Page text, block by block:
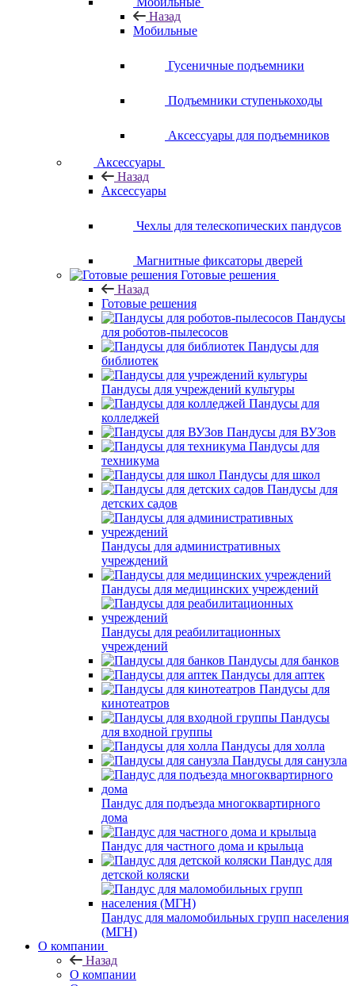
Назад
Мобильные
Гусеничные подъемники
Подъемники ступенькоходы
Аксессуары для подъемников
Аксессуары
Назад
Аксессуары
Чехлы для телескопических пандусов
Магнитные фиксаторы дверей
Готовые решения
Назад
Готовые решения
Пандусы
для роботов-пылесосов
Пандусы для
библиотек
Пандусы для учреждений культуры
Пандусы для
колледжей
Пандусы для ВУЗов
Пандусы для
техникума
Пандусы для школ
Пандусы для
детских садов
Пандусы для административных
учреждений
Пандусы для медицинских учреждений
Пандусы для реабилитационных
учреждений
Пандусы для банков
Пандусы для аптек
Пандусы для
кинотеатров
Пандусы
для входной группы
Пандусы для холла
Пандусы для санузла
Пандус для подъезда многоквартирного
дома
Пандус для частного дома и крыльца
Пандус для
детской коляски
Пандус для маломобильных групп населения
(МГН)
О компании
Назад
О компании